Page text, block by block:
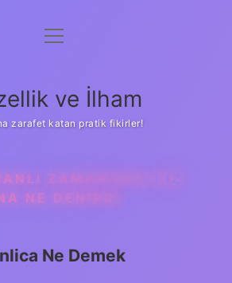
Anasayfa
Yasal Uyarı
menüyü
ve İlham
zarafet katan pratik fikirler!
ZAMANINDA KIZ
NE DENIRDI
Ne Demek